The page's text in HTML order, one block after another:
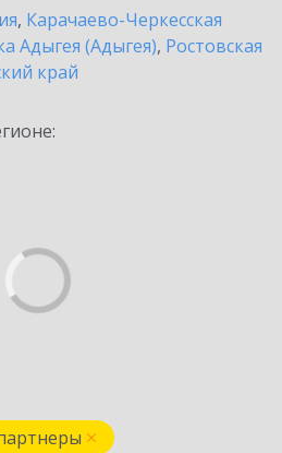
, Карачаево-Черкесская
Адыгея (Адыгея), Ростовская
край